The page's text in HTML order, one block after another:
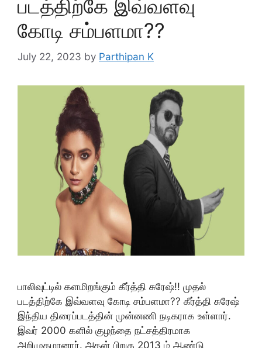
படத்திற்கே இவ்வளவு
கோடி சம்பளமா??
July 22, 2023 by Parthipan K
பாலிவுட்டில் களமிறங்கும் கீர்த்தி சுரேஷ்!! முதல்
படத்திற்கே இவ்வளவு கோடி சம்பளமா?? கீர்த்தி சுரேஷ்
இந்திய திரைப்படத்தின் முன்னணி நடிகராக உள்ளார்.
இவர் 2000 களில் குழந்தை நட்சத்திரமாக
அறிமுகமானார். அதன் பிறகு 2013 ம் ஆண்டு